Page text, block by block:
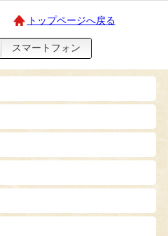
トップページへ戻る
スマートフォン